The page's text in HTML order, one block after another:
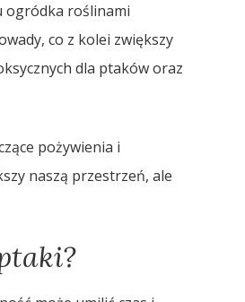
ogródka roślinami
co z kolei zwiększy
dla ptaków oraz
pożywienia i
naszą przestrzeń, ale